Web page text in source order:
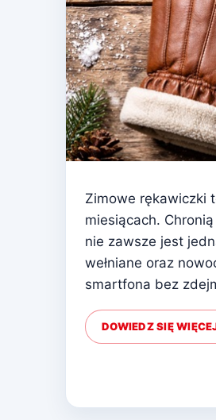
Zimowe rękawiczki
miesiącach.
nie zawsze jest
wełniane oraz
smartfona bez
DOWIEDZ SIĘ